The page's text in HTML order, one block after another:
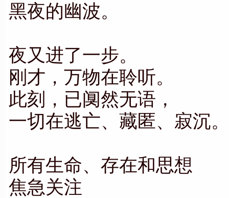
黑夜的幽波。
夜又进了一步。
刚才，万物在聆听。
此刻，已阒然无语，
一切在逃亡、藏匿、寂沉
所有生命、存在和思想
焦急关注